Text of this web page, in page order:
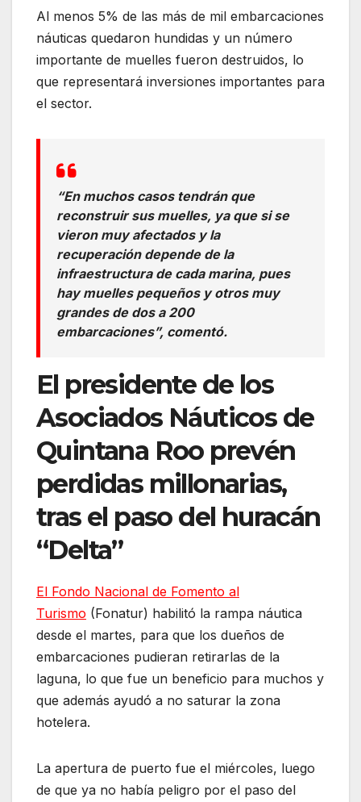
Al menos 5% de las más de mil embarcaciones
náuticas quedaron hundidas y un número
importante de muelles fueron destruidos, lo
que representará inversiones importantes para
el sector.
“En muchos casos tendrán que
reconstruir sus muelles, ya que si se
vieron muy afectados y la
recuperación depende de la
infraestructura de cada marina, pues
hay muelles pequeños y otros muy
grandes de dos a 200
embarcaciones”, comentó.
El presidente de los
Asociados Náuticos de
Quintana Roo prevén
perdidas millonarias,
tras el paso del huracán
“Delta”
El Fondo Nacional de Fomento al
Turismo (Fonatur) habilitó la rampa náutica
desde el martes, para que los dueños de
embarcaciones pudieran retirarlas de la
laguna, lo que fue un beneficio para muchos y
que además ayudó a no saturar la zona
hotelera.
La apertura de puerto fue el miércoles, luego
de que ya no había peligro por el paso del